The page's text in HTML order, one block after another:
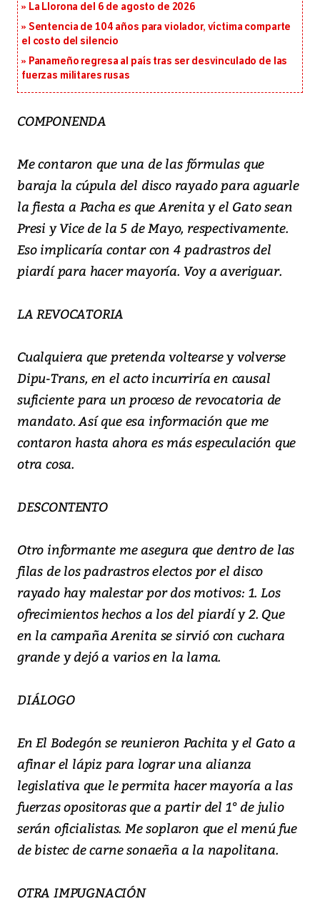
La Llorona del 6 de agosto de 2026
Sentencia de 104 años para violador, víctima comparte
el costo del silencio
Panameño regresa al país tras ser desvinculado de las
fuerzas militares rusas
COMPONENDA
Me contaron que una de las fórmulas que
baraja la cúpula del disco rayado para aguarle
la fiesta a Pacha es que Arenita y el Gato sean
Presi y Vice de la 5 de Mayo, respectivamente.
Eso implicaría contar con 4 padrastros del
piardí para hacer mayoría. Voy a averiguar.
LA REVOCATORIA
Cualquiera que pretenda voltearse y volverse
Dipu-Trans, en el acto incurriría en causal
suficiente para un proceso de revocatoria de
mandato. Así que esa información que me
contaron hasta ahora es más especulación que
otra cosa.
DESCONTENTO
Otro informante me asegura que dentro de las
filas de los padrastros electos por el disco
rayado hay malestar por dos motivos: 1. Los
ofrecimientos hechos a los del piardí y 2. Que
en la campaña Arenita se sirvió con cuchara
grande y dejó a varios en la lama.
DIÁLOGO
En El Bodegón se reunieron Pachita y el Gato a
afinar el lápiz para lograr una alianza
legislativa que le permita hacer mayoría a las
fuerzas opositoras que a partir del 1° de julio
serán oficialistas. Me soplaron que el menú fue
de bistec de carne sonaeña a la napolitana.
OTRA IMPUGNACIÓN